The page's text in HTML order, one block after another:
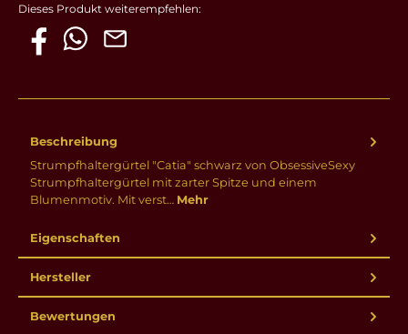
Dieses Produkt weiterempfehlen:
Beschreibung
Strumpfhaltergürtel "Catia" schwarz von ObsessiveSexy
Strumpfhaltergürtel mit zarter Spitze und einem
Blumenmotiv. Mit verst… Mehr
Eigenschaften
Hersteller
Bewertungen